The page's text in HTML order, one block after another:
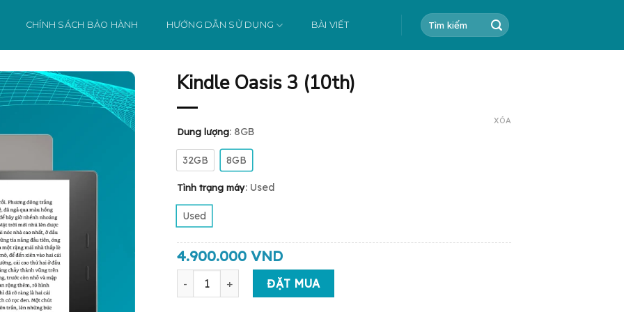
CHÍNH SÁCH BẢO HÀNH HƯỚNG DẪN SỬ DỤNG BÀI VIẾT
Tìm
kiếm:
Kindle Oasis 3 (10th)
Dung lượng: 8GB
32GB 8GB
Tình trạng máy: Used
Used
XÓA
4.900.000 VND
Kindle Oasis 3 (10th) số lượng
ĐẶT MUA